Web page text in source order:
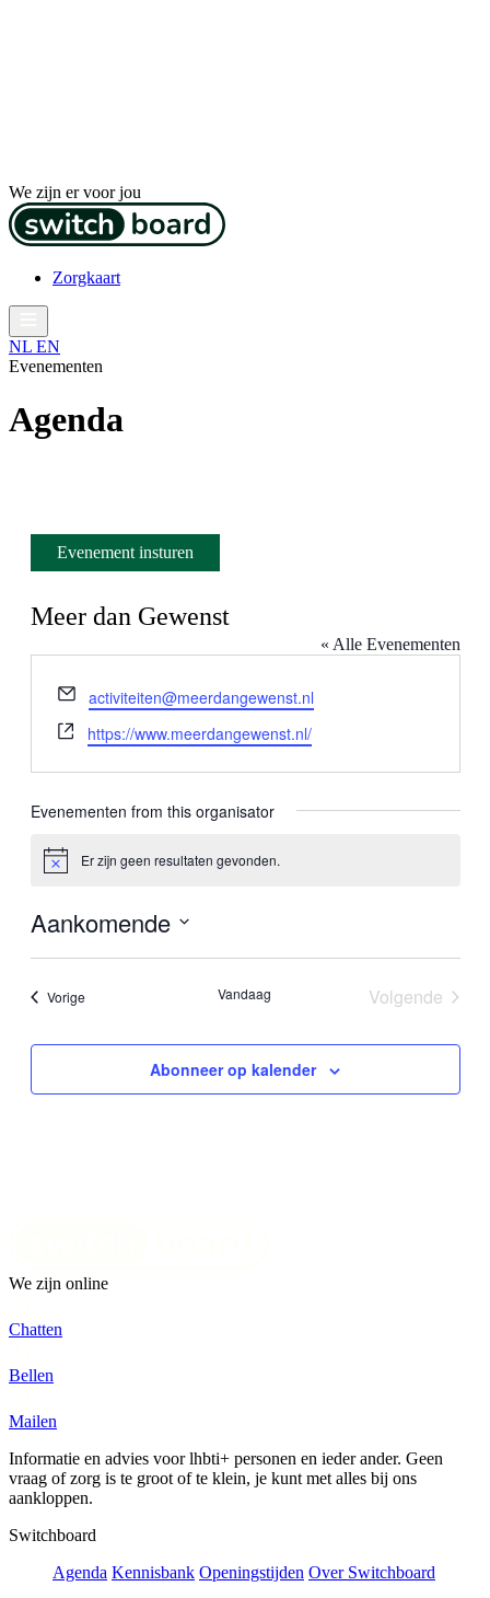
We zijn er voor jou
Zorgkaart
NL EN
Evenementen
Agenda
Evenement insturen
Meer dan Gewenst
« Alle Evenementen
E-
mail
activiteiten@meerdangewenst.nl
Website
https://www.meerdangewenst.nl/
Evenementen from this organisator
BerichtEr zijn geen resultaten gevonden.
Aankomende
datum.
VorigeEvenementen Vandaag
Volgende
Abonneer op kalender
We zijn online
Chatten
Bellen
Mailen
Informatie en advies voor lhbti+ personen en ieder ander. Geen
vraag of zorg is te groot of te klein, je kunt met alles bij ons
aankloppen.
Switchboard
Agenda Kennisbank Openingstijden Over Switchboard